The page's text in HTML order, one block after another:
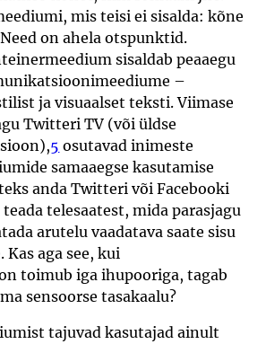
mis teisi ei sisalda: kõne
on ahela otspunktid.
sisaldab peaaegu
–
ja visuaalset teksti. Viimase
Twitteri TV (või üldse
5 osutavad inimeste
samaaegse kasutamise
anda Twitteri või Facebooki
telesaatest, mida parasjagu
arutelu vaadatava saate sisu
Kas aga see, kui
toimub iga ihupooriga, tagab
sensoorse tasakaalu?
tajuvad kasutajad ainult